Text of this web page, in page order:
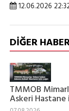
12.06.2026
DİĞER
TMMOB
Askeri Hastane